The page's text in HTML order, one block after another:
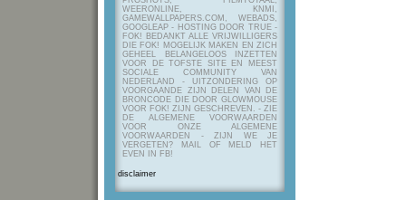
WEERONLINE, KNMI,
GAMEWALLPAPERS.COM, WEBADS,
GOOGLEAP - HOSTING DOOR TRUE -
FOK! BEDANKT ALLE VRIJWILLIGERS
DIE FOK! MOGELIJK MAKEN EN ZICH
GEHEEL BELANGELOOS INZETTEN
VOOR DE TOFSTE SITE EN MEEST
SOCIALE COMMUNITY VAN
NEDERLAND - UITZONDERING OP
VOORGAANDE ZIJN DELEN VAN DE
BRONCODE DIE DOOR GLOWMOUSE
VOOR FOK! ZIJN GESCHREVEN. - ZIE
DE ALGEMENE VOORWAARDEN
VOOR ONZE ALGEMENE
VOORWAARDEN - ZIJN WE JE
VERGETEN? MAIL OF MELD HET
EVEN IN FB!
disclaimer